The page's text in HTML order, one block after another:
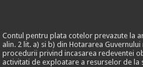
Contul pentru plata cotelor prevazute la
alin. 2 lit. a) si b) din Hotararea
procedurii privind incasarea redeventei
activitati de exploatare a resurselor de la